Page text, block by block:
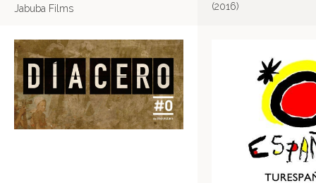
Jabuba Films (2016)